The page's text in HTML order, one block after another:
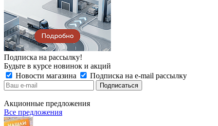
Подписка на рассылку!
Будьте в курсе новинок и акций
Новости магазина
Подписка на e-mail рассылку
Акционные предложения
Все предложения